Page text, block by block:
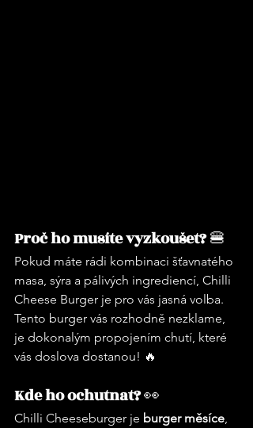
Proč ho musíte vyzkoušet? 🍔
Pokud máte rádi kombinaci šťavnatého
masa, sýra a pálivých ingrediencí, Chilli
Cheese Burger je pro vás jasná volba.
Tento burger vás rozhodně nezklame,
je dokonalým propojením chutí, které
vás doslova dostanou! 🔥
Kde ho ochutnat? 👀
Chilli Cheeseburger je burger měsíce